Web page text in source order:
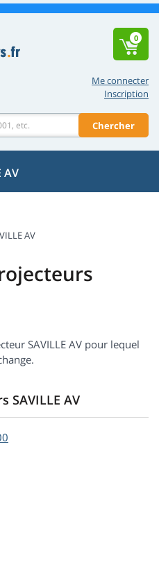
Me connecter
Inscription
Chercher
0
AV
AV
SAVILLE AV pour lequel
SAVILLE AV